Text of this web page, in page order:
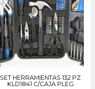
SET HERRAMIENTAS 132 PZ
KLD1841 C/CAJA PLEG